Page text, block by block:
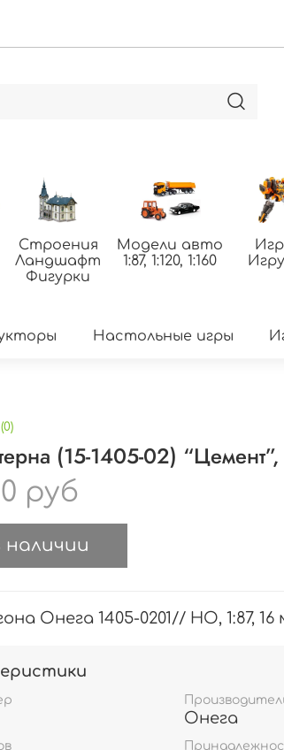
Строения
Ландшафт
Фигурки
Модели авто
1:87, 1:120, 1:160
Настольные игры
(0)
(15-1405-02)
руб
Онега 1405-0201// HO, 1:87, 16
Онега